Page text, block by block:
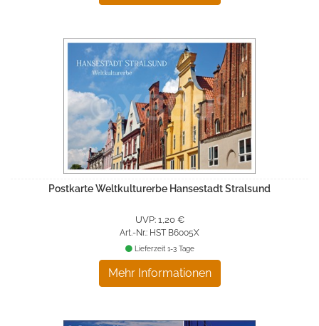
Postkarte Weltkulturerbe Hansestadt Stralsund
UVP: 1,20 €
Art.-Nr.: HST B6005X
Mehr Informationen
Lieferzeit 1-3 Tage